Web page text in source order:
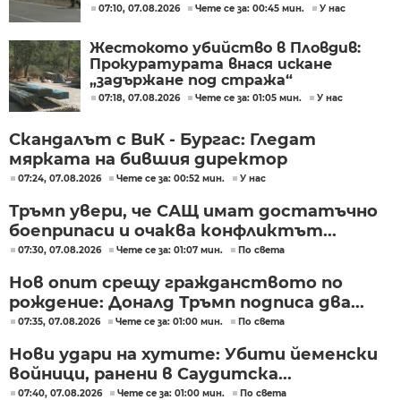
07:10, 07.08.2026 Чете се за: 00:45 мин. У нас
Жестокото убийство в Пловдив:
Прокуратурата внася искане
„задържане под стража“
07:18, 07.08.2026 Чете се за: 01:05 мин. У нас
Скандалът с ВиК - Бургас: Гледат
мярката на бившия директор
07:24, 07.08.2026 Чете се за: 00:52 мин. У нас
Тръмп увери, че САЩ имат достатъчно
боеприпаси и очаква конфликтът...
07:30, 07.08.2026 Чете се за: 01:07 мин. По света
Нов опит срещу гражданството по
рождение: Доналд Тръмп подписа два...
07:35, 07.08.2026 Чете се за: 01:00 мин. По света
Нови удари на хутите: Убити йеменски
войници, ранени в Саудитска...
07:40, 07.08.2026 Чете се за: 01:00 мин. По света